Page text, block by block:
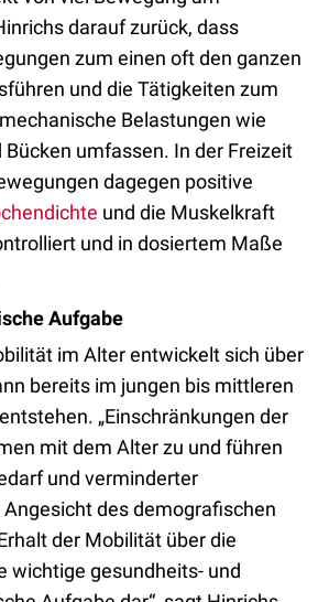
darauf zurück, dass
zum einen oft den ganzen
und die Tätigkeiten zum
Belastungen wie
Bücken umfassen. In der Freizeit
dagegen positive
und die Muskelkraft
und in dosiertem Maße
Aufgabe
im Alter entwickelt sich über
bereits im jungen bis mittleren
„Einschränkungen der
mit dem Alter zu und führen
und verminderter
des demografischen
der Mobilität über die
wichtige gesundheits- und